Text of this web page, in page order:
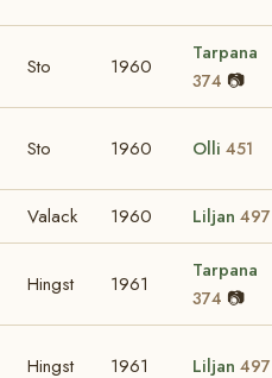
Sto 1960
Tarpana
374 📷
Sto 1960 Olli 451
Valack 1960 Liljan 497
Hingst 1961
Tarpana
374 📷
Hingst 1961 Liljan 497